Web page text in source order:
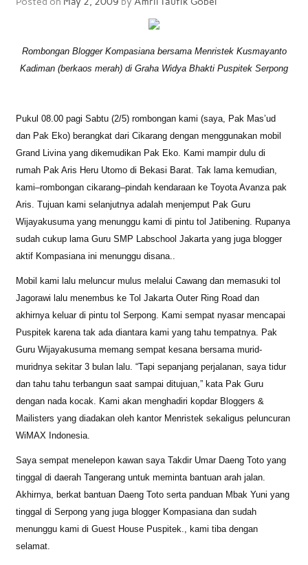
Rombongan Blogger Kompasiana bersama Menristek Kusmayanto
Kadiman (berkaos merah) di Graha Widya Bhakti Puspitek Serpong
Pukul 08.00 pagi Sabtu (2/5) rombongan kami (saya, Pak Mas’ud
dan Pak Eko) berangkat dari Cikarang dengan menggunakan mobil
Grand Livina yang dikemudikan Pak Eko. Kami mampir dulu di
rumah Pak Aris Heru Utomo di Bekasi Barat. Tak lama kemudian,
kami–rombongan cikarang–pindah kendaraan ke Toyota Avanza pak
Aris. Tujuan kami selanjutnya adalah menjemput Pak Guru
Wijayakusuma yang menunggu kami di pintu tol Jatibening. Rupanya
sudah cukup lama Guru SMP Labschool Jakarta yang juga blogger
aktif Kompasiana ini menunggu disana..
Mobil kami lalu meluncur mulus melalui Cawang dan memasuki tol
Jagorawi lalu menembus ke Tol Jakarta Outer Ring Road dan
akhirnya keluar di pintu tol Serpong. Kami sempat nyasar mencapai
Puspitek karena tak ada diantara kami yang tahu tempatnya. Pak
Guru Wijayakusuma memang sempat kesana bersama murid-
muridnya sekitar 3 bulan lalu. “Tapi sepanjang perjalanan, saya tidur
dan tahu tahu terbangun saat sampai ditujuan,” kata Pak Guru
dengan nada kocak. Kami akan menghadiri kopdar Bloggers &
Mailisters yang diadakan oleh kantor Menristek sekaligus peluncuran
WiMAX Indonesia.
Saya sempat menelepon kawan saya Takdir Umar Daeng Toto yang
tinggal di daerah Tangerang untuk meminta bantuan arah jalan.
Akhirnya, berkat bantuan Daeng Toto serta panduan Mbak Yuni yang
tinggal di Serpong yang juga blogger Kompasiana dan sudah
menunggu kami di Guest House Puspitek., kami tiba dengan
selamat.